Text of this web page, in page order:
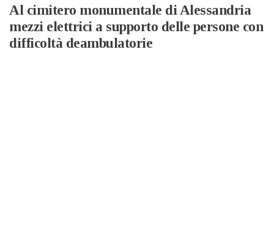
Al cimitero monumentale di Alessandria
mezzi elettrici a supporto delle persone con
difficoltà deambulatorie